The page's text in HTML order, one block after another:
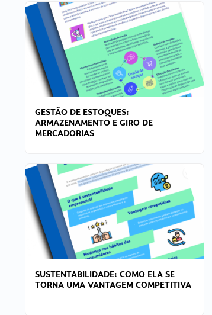
GESTÃO DE ESTOQUES:
ARMAZENAMENTO E GIRO DE
MERCADORIAS
SUSTENTABILIDADE: COMO ELA SE
TORNA UMA VANTAGEM COMPETITIVA